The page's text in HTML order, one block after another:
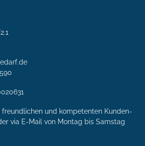
freundlichen und kompetenten Kunden­
via E-Mail von Mon­tag bis Samstag